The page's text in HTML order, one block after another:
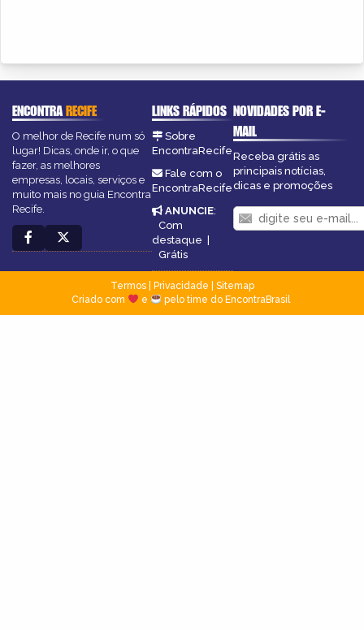
ENCONTRARECIFE
O melhor de Recife num só
lugar! Dicas, onde ir, o que
fazer, as melhores
empresas, locais, serviços e
muito mais no guia Encontra
Recife.
LINKS RÁPIDOS
Sobre
EncontraRecife
Fale com o
EncontraRecife
ANUNCIE:
Com
destaque
Grátis
NOVIDADES POR E-
MAIL
Receba grátis as
principais notícias,
dicas e promoções
Termos| Privacidade
Sitemap
Criado com
e pelo time do EncontraBrasil